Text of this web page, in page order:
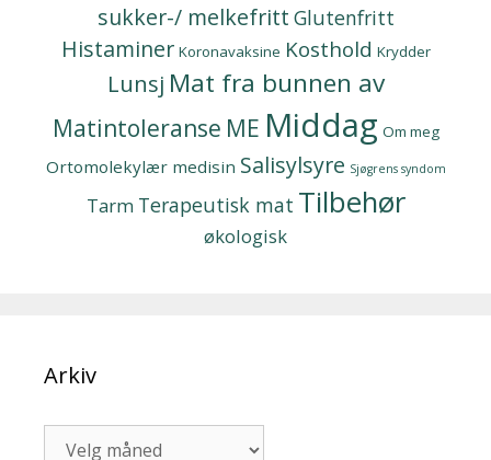
sukker-/ melkefritt Glutenfritt
Histaminer Koronavaksine Kosthold Krydder
Lunsj Mat fra bunnen av
Matintoleranse ME Middag Om meg
Ortomolekylær medisin Salisylsyre Sjøgrens syndom
Tarm Terapeutisk mat Tilbehør
økologisk
Arkiv
Arkiv